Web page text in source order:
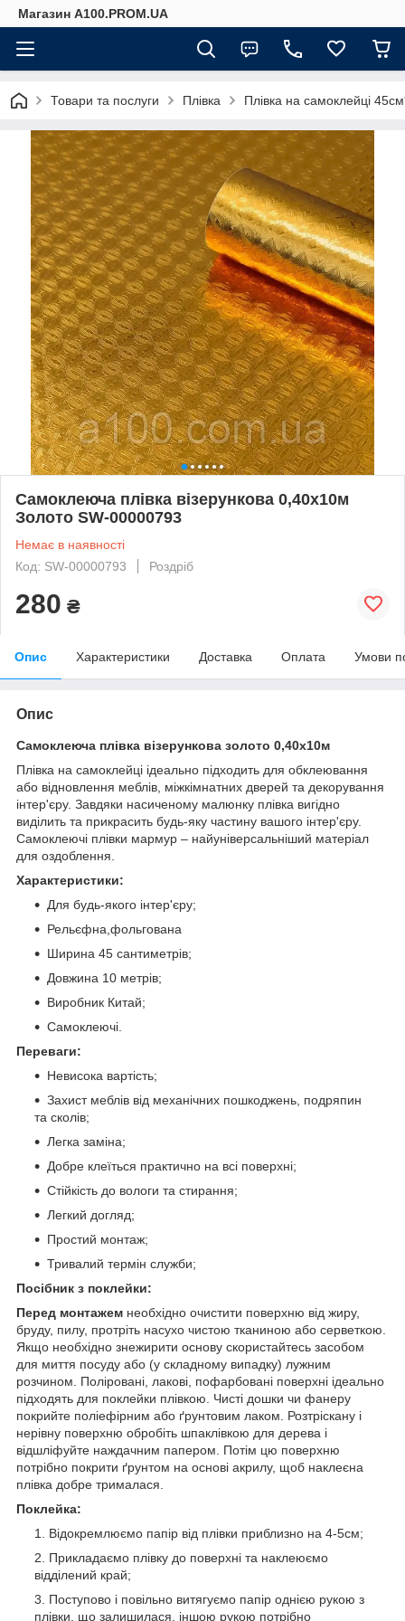
Магазин A100.PROM.UA
Товари та послуги Плівка Плівка на самоклейці
Самоклеюча плівка візерункова 0,40х10м
Золото SW-00000793
Немає в наявності
Код: SW-00000793
Роздріб
280 ₴
Опис Характеристики Доставка Оплата Умови
Опис
Самоклеюча плівка візерункова золото 0,40х10м
Плівка на самоклейці ідеально підходить для обклеювання
або відновлення меблів, міжкімнатних дверей та декорування
інтер'єру. Завдяки насиченому малюнку плівка вигідно
виділить та прикрасить будь-яку частину вашого інтер'єру.
Самоклеючі плівки мармур – найуніверсальніший матеріал
для оздоблення.
Характеристики:
Для будь-якого інтер'єру;
Рельєфна,фольгована
Ширина 45 сантиметрів;
Довжина 10 метрів;
Виробник Китай;
Самоклеючі.
Переваги:
Невисока вартість;
Захист меблів від механічних пошкоджень, подряпин
та сколів;
Легка заміна;
Добре клеїться практично на всі поверхні;
Стійкість до вологи та стирання;
Легкий догляд;
Простий монтаж;
Тривалий термін служби;
Посібник з поклейки:
Перед монтажем необхідно очистити поверхню від жиру,
бруду, пилу, протріть насухо чистою тканиною або серветкою.
Якщо необхідно знежирити основу скористайтесь засобом
для миття посуду або (у складному випадку) лужним
розчином. Поліровані, лакові, пофарбовані поверхні ідеально
підходять для поклейки плівкою. Чисті дошки чи фанеру
покрийте поліефірним або ґрунтовим лаком. Розтріскану і
нерівну поверхню обробіть шпаклівкою для дерева і
відшліфуйте наждачним папером. Потім цю поверхню
потрібно покрити ґрунтом на основі акрилу, щоб наклеєна
плівка добре трималася.
Поклейка:
Відокремлюємо папір від плівки приблизно на 4-5см;
Прикладаємо плівку до поверхні та наклеюємо
відділений край;
Поступово і повільно витягуємо папір однією рукою з
плівки, що залишилася, іншою рукою потрібно